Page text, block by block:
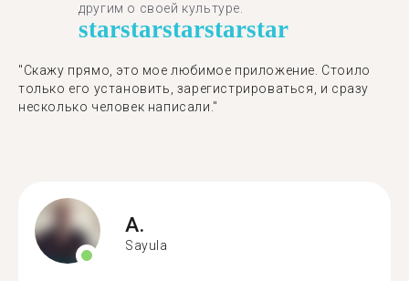
другим о своей культуре.
starstarstarstarstar
"Скажу прямо, это мое любимое приложение. Стоило
только его установить, зарегистрироваться, и сразу
несколько человек написали."
A.
Sayula